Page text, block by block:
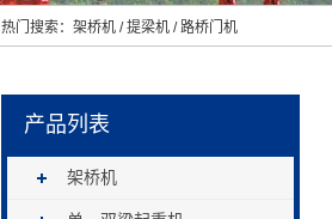
热门搜索： 架桥机 /提梁机 /路桥门机
产品列表
架桥机